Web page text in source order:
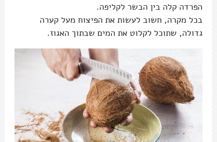
הפרדה קלה בין הבשר לקליפה.
בכל מקרה, חשוב לעשות את הפיצוח מעל קערה
גדולה, שתוכל לקלוט את המים שבתוך האגוז.